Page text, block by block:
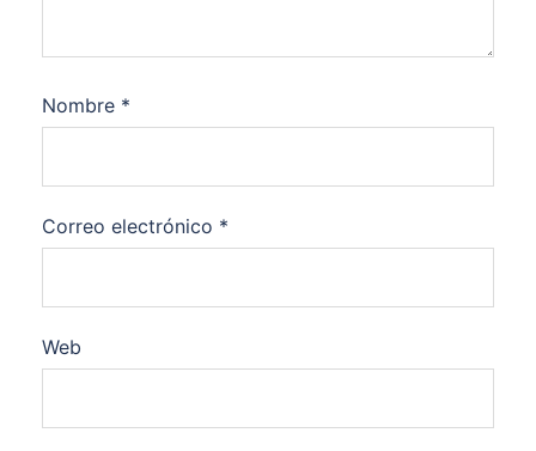
Nombre *
Correo electrónico *
Web